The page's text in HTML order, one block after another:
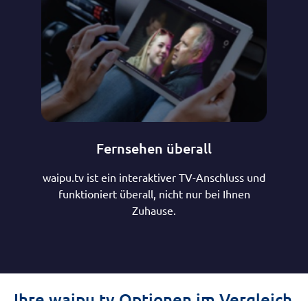
Fernsehen überall
waipu.tv ist ein interaktiver TV-Anschluss und
funktioniert überall, nicht nur bei Ihnen
Zuhause.